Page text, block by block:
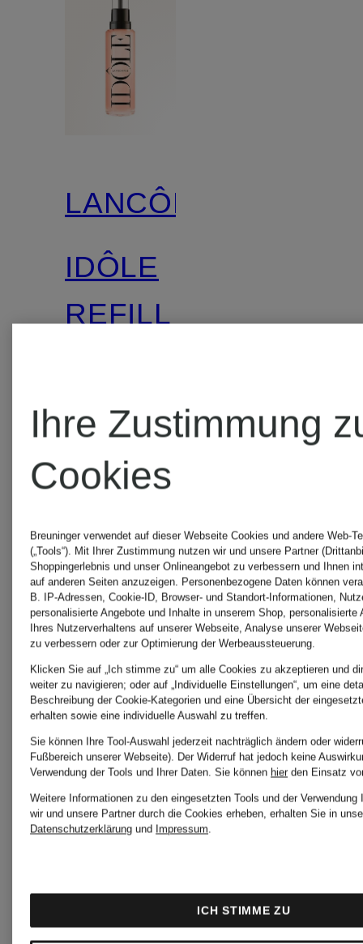
LANCÔME
IDÔLE
REFILL
Parfum
CHF 160
UNSERE
BELIEBTESTEN
LANCÔME
Ihre Zustimmung
Cookies
Breuninger verwendet auf dieser Webseite Cookies und andere Web-
(„Tools“). Mit Ihrer Zustimmung nutzen wir und unsere Partner
Shoppingerlebnis und unser Onlineangebot zu verbessern und Ihnen
auf anderen Seiten anzuzeigen. Personenbezogene Daten können
B. IP-Adressen, Cookie-ID, Browser- und Standort-Informationen,
personalisierte Angebote und Inhalte in unserem Shop, personalisierte
Ihres Nutzerverhaltens auf unserer Webseite, Analyse unserer
zu verbessern oder zur Optimierung der Werbeaussteuerung.
Klicken Sie auf „Ich stimme zu“ um alle Cookies zu akzeptieren und
weiter zu navigieren; oder auf „Individuelle Einstellungen“, um eine
Beschreibung der Cookie-Kategorien und eine Übersicht der
erhalten sowie eine individuelle Auswahl zu treffen.
Sie können Ihre Tool-Auswahl jederzeit nachträglich ändern oder
Fußbereich unserer Webseite). Der Widerruf hat jedoch keine
Verwendung der Tools und Ihrer Daten. Sie können hier den Einsatz
Weitere Informationen zu den eingesetzten Tools und der Verwendung
wir und unsere Partner durch die Cookies erheben, erhalten Sie in
Datenschutzerklärung und Impressum.
ICH STIMME ZU